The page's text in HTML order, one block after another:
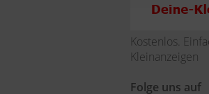
Kostenlos.
Kleinanzeigen
Folge uns auf